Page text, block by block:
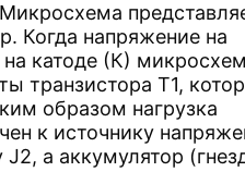
Когда напряжение на
катоде (К)
транзистора Т1,
образом нагрузка
к источнику
а аккумулятор